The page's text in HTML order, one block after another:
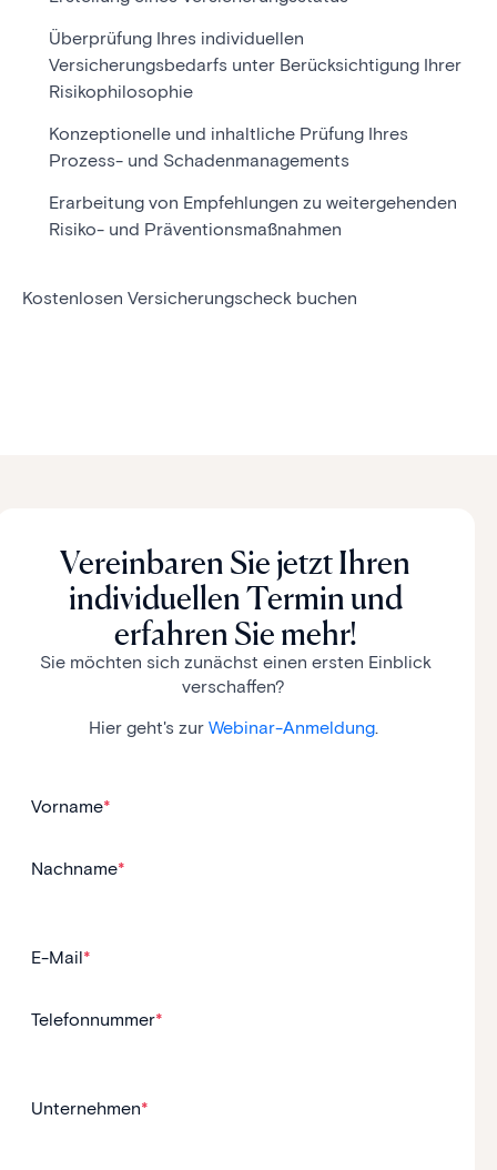
Überprüfung Ihres individuellen
Versicherungsbedarfs unter Berücksichtigung Ihrer
Risikophilosophie
Konzeptionelle und inhaltliche Prüfung Ihres
Prozess- und Schadenmanagements
Erarbeitung von Empfehlungen zu weitergehenden
Risiko- und Präventionsmaßnahmen
Kostenlosen Versicherungscheck buchen
Vereinbaren Sie jetzt Ihren
individuellen Termin und
erfahren Sie mehr!
Sie möchten sich zunächst einen ersten Einblick
verschaffen?
Hier geht's zur Webinar-Anmeldung.
Vorname*
Nachname*
E-Mail*
Telefonnummer*
Unternehmen*